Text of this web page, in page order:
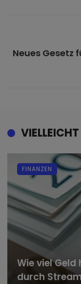
Neues Gesetz
Wie viel
durch
FINANZEN